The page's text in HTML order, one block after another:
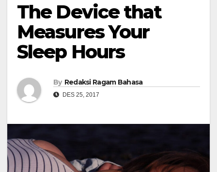
The Device that
Measures Your
Sleep Hours
By Redaksi Ragam Bahasa
DES 25, 2017